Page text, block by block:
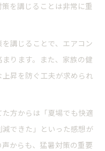
を講じることは非常に重
講じることで、エアコン
ります。また、家族の健
昇を防ぐ工夫が求められ
方からは「夏場でも快適
できた」といった感想が
からも、猛暑対策の重要